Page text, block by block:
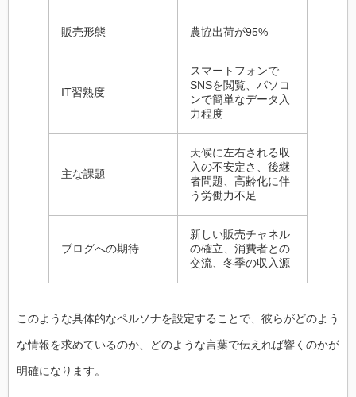
販売形態 農協出荷が95%
IT習熟度
スマートフォンで
SNSを閲覧、パソコ
ンで簡単なデータ入
力程度
主な課題
天候に左右される収
入の不安定さ、後継
者問題、高齢化に伴
う労働力不足
ブログへの期待
新しい販売チャネル
の確立、消費者との
交流、冬季の収入源
このような具体的なペルソナを設定することで、彼らがどのよう
な情報を求めているのか、どのような言葉で伝えれば響くのかが
明確になります。